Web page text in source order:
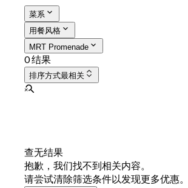
菜系
用餐风格
MRT Promenade
0 结果
排序方式最相关
查无结果
抱歉，我们找不到相关内容。
请尝试清除筛选条件以发现更多优惠。